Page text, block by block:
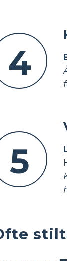
4
5